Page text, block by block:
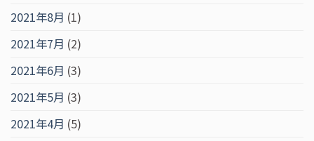
2021年8月 (1)
2021年7月 (2)
2021年6月 (3)
2021年5月 (3)
2021年4月 (5)